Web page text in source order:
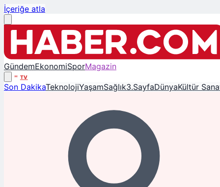
İçeriğe atla
GündemEkonomiSporMagazin
TV
Son DakikaTeknolojiYaşamSağlık3.SayfaDünyaKültür